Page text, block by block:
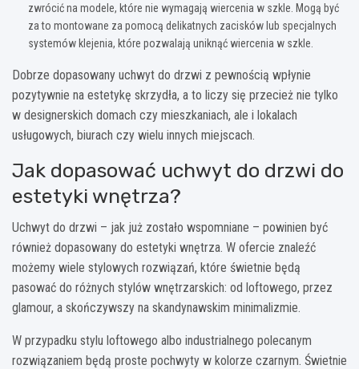
zwrócić na modele, które nie wymagają wiercenia w szkle. Mogą być
za to montowane za pomocą delikatnych zacisków lub specjalnych
systemów klejenia, które pozwalają uniknąć wiercenia w szkle.
Dobrze dopasowany uchwyt do drzwi z pewnością wpłynie
pozytywnie na estetykę skrzydła, a to liczy się przecież nie tylko
w designerskich domach czy mieszkaniach, ale i lokalach
usługowych, biurach czy wielu innych miejscach.
Jak dopasować uchwyt do drzwi do
estetyki wnętrza?
Uchwyt do drzwi – jak już zostało wspomniane – powinien być
również dopasowany do estetyki wnętrza. W ofercie znaleźć
możemy wiele stylowych rozwiązań, które świetnie będą
pasować do różnych stylów wnętrzarskich: od loftowego, przez
glamour, a skończywszy na skandynawskim minimalizmie.
W przypadku stylu loftowego albo industrialnego polecanym
rozwiązaniem będą proste pochwyty w kolorze czarnym. Świetnie